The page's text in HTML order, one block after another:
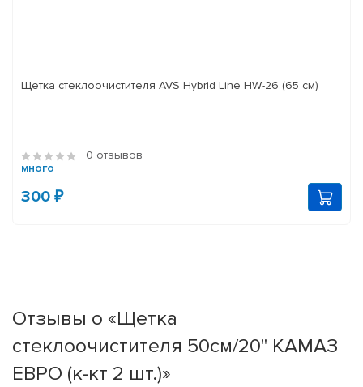
Щетка стеклоочистителя AVS Hybrid Line HW-26 (65 см)
0 отзывов
много
300 ₽
Отзывы о «Щетка
стеклоочистителя 50см/20'' КАМАЗ
ЕВРО (к-кт 2 шт.)»